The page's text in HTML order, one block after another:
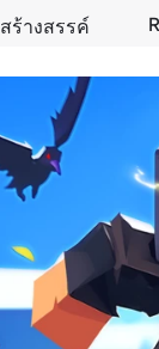
สร้างสรรค์